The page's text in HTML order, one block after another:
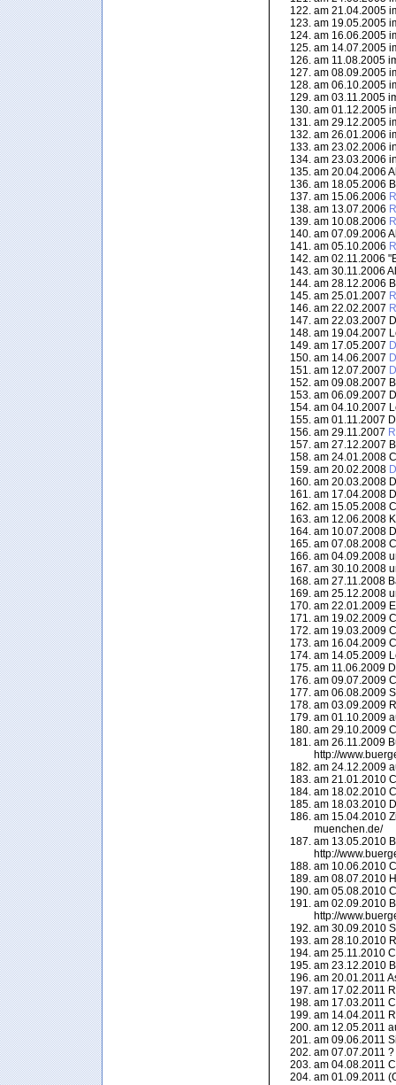
am 21.04.2005
am 19.05.2005
am 16.06.2005
am 14.07.2005
am 11.08.2005
am 08.09.2005
am 06.10.2005
am 03.11.2005
am 01.12.2005
am 29.12.2005
am 26.01.2006
am 23.02.2006
am 23.03.2006
am 20.04.2006
am 18.05.2006
am 15.06.2006
am 13.07.2006
am 10.08.2006
am 07.09.2006
am 05.10.2006
am 02.11.2006
am 30.11.2006
am 28.12.2006
am 25.01.2007
am 22.02.2007
am 22.03.2007
am 19.04.2007
am 17.05.2007
am 14.06.2007
am 12.07.2007
am 09.08.2007
am 06.09.2007
am 04.10.2007
am 01.11.2007
am 29.11.2007
am 27.12.2007
am 24.01.2008
am 20.02.2008
am 20.03.2008
am 17.04.2008
am 15.05.2008
am 12.06.2008
am 10.07.2008
am 07.08.2008
am 04.09.2008
am 30.10.2008
am 27.11.2008
am 25.12.2008
am 22.01.2009
am 19.02.2009
am 19.03.2009
am 16.04.2009
am 14.05.2009
am 11.06.2009
am 09.07.2009
am 06.08.2009
am 03.09.2009
am 01.10.2009
am 29.10.2009
am 26.11.2009
http://
am 24.12.2009
am 21.01.2010
am 18.02.2010
am 18.03.2010
am 15.04.2010
muenchen.de/
am 13.05.2010
http://
am 10.06.2010
am 08.07.2010
am 05.08.2010
am 02.09.2010
http://
am 30.09.2010
am 28.10.2010
am 25.11.2010
am 23.12.2010
am 20.01.2011
am 17.02.2011
am 17.03.2011
am 14.04.2011
am 12.05.2011
am 09.06.2011
am 07.07.2011 ?
am 04.08.2011
am 01.09.2011